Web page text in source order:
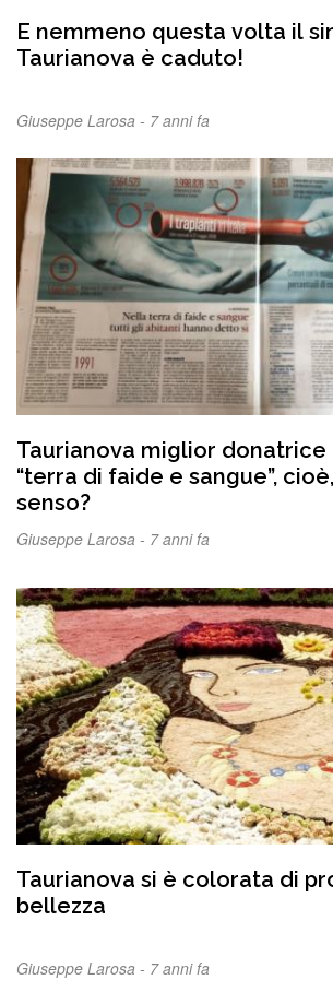
E nemmeno questa volta il
Taurianova è caduto!
Giuseppe Larosa - 7 anni fa
Taurianova miglior donatrice
“terra di faide e sangue”,
senso?
Giuseppe Larosa - 7 anni fa
Taurianova si è colorata di
bellezza
Giuseppe Larosa - 7 anni fa